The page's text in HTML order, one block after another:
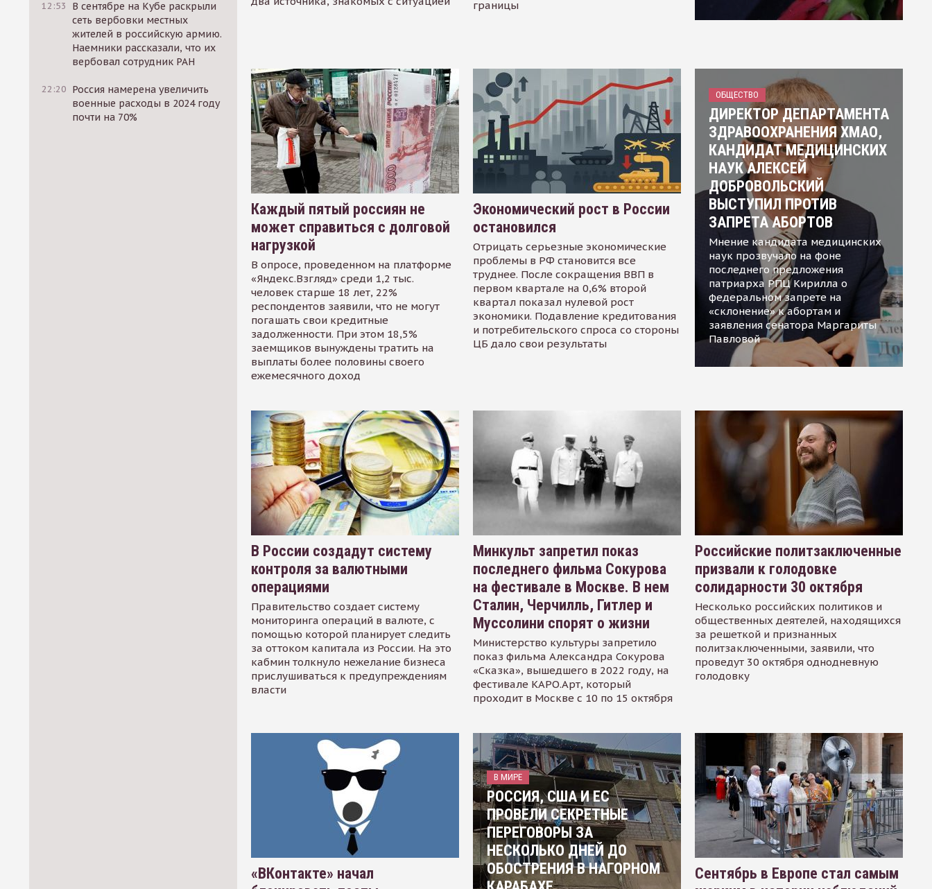
12:53
В сентябре на Кубе раскрыли
сеть вербовки местных
жителей в российскую армию.
Наемники рассказали, что их
вербовал сотрудник РАН
22:20 Россия намерена увеличить
военные расходы в 2024 году
почти на 70%
границы
Каждый пятый россиян не
может справиться с долговой
нагрузкой
В опросе, проведенном на платформе
«Яндекс.Взгляд» среди 1,2 тыс.
человек старше 18 лет, 22%
респондентов заявили, что не могут
погашать свои кредитные
задолженности. При этом 18,5%
заемщиков вынуждены тратить на
выплаты более половины своего
ежемесячного доход
Экономический рост в России
остановился
Отрицать серьезные экономические
проблемы в РФ становится все
труднее. После сокращения ВВП в
первом квартале на 0,6% второй
квартал показал нулевой рост
экономики. Подавление кредитования
и потребительского спроса со стороны
ЦБ дало свои результаты
ОБЩЕСТВО
ДИРЕКТОР ДЕПАРТАМЕНТА
ЗДРАВООХРАНЕНИЯ ХМАО,
КАНДИДАТ МЕДИЦИНСКИХ
НАУК АЛЕКСЕЙ
ДОБРОВОЛЬСКИЙ
ВЫСТУПИЛ ПРОТИВ
ЗАПРЕТА АБОРТОВ
Мнение кандидата медицинских
наук прозвучало на фоне
последнего предложения
патриарха РПЦ Кирилла о
федеральном запрете на
«склонение» к абортам и
заявления сенатора Маргариты
Павловой
В России создадут систему
контроля за валютными
операциями
Правительство создает систему
мониторинга операций в валюте, с
помощью которой планирует следить
за оттоком капитала из России. На это
кабмин толкнуло нежелание бизнеса
прислушиваться к предупреждениям
власти
Минкульт запретил показ
последнего фильма Сокурова
на фестивале в Москве. В нем
Сталин, Черчилль, Гитлер и
Муссолини спорят о жизни
Министерство культуры запретило
показ фильма Александра Сокурова
«Сказка», вышедшего в 2022 году, на
фестивале КАРО.Арт, который
проходит в Москве с 10 по 15 октября
Российские политзаключенные
призвали к голодовке
солидарности 30 октября
Несколько российских политиков и
общественных деятелей, находящихся
за решеткой и признанных
политзаключенными, заявили, что
проведут 30 октября однодневную
голодовку
«ВКонтакте» начал
В МИРЕ
РОССИЯ, США И ЕС
ПРОВЕЛИ СЕКРЕТНЫЕ
ПЕРЕГОВОРЫ ЗА
НЕСКОЛЬКО ДНЕЙ ДО
ОБОСТРЕНИЯ В НАГОРНОМ
Сентябрь в Европе стал самым